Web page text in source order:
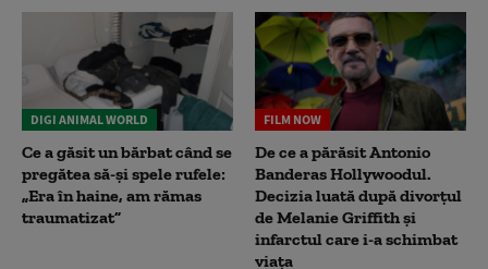
DIGI ANIMAL WORLD
Ce a găsit un bărbat când se
pregătea să-și spele rufele:
„Era în haine, am rămas
traumatizat”
FILM NOW
De ce a părăsit Antonio
Banderas Hollywoodul.
Decizia luată după divorțul
de Melanie Griffith și
infarctul care i-a schimbat
viața